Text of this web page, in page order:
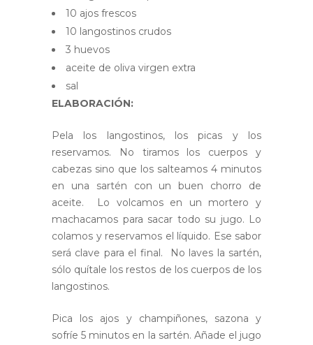
10 ajos frescos
10 langostinos crudos
3 huevos
aceite de oliva virgen extra
sal
ELABORACIÓN:
Pela los langostinos, los picas
y los
reservamos. No tiramos los cuerpos y
cabezas sino que los salteamos 4 minutos
en una sartén con un buen chorro de
aceite. Lo volcamos en un mortero y
machacamos para sacar todo su jugo. Lo
colamos y reservamos el líquido. Ese sabor
será clave para el final. No laves la sartén,
sólo quítale los restos de los cuerpos de los
langostinos.
Pica los ajos y champiñones, sazona y
sofríe 5 minutos en la sartén. Añade el jugo